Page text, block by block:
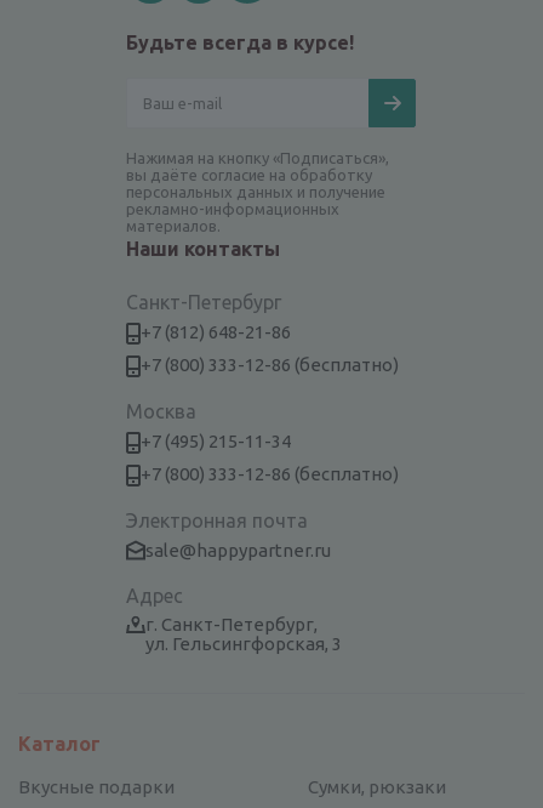
Будьте всегда в курсе!
Нажимая на кнопку «Подписаться»,
вы даёте согласие на обработку
персональных данных и получение
рекламно-информационных
материалов.
Наши контакты
Санкт-Петербург
+7 (812) 648-21-86
+7 (800) 333-12-86 (бесплатно)
Москва
+7 (495) 215-11-34
+7 (800) 333-12-86 (бесплатно)
Электронная почта
sale@happypartner.ru
Адрес
г. Санкт-Петербург,
ул. Гельсингфорская, 3
Каталог
Вкусные подарки
Сумки, рюкзаки